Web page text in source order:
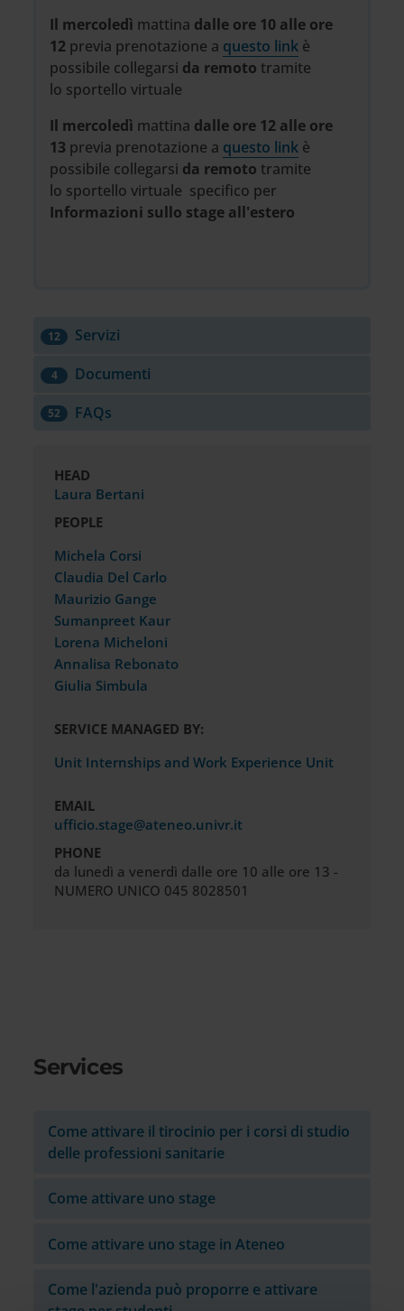
Il mercoledì mattina dalle ore 10 alle ore
12 previa prenotazione a questo link è
possibile collegarsi da remoto tramite
lo sportello virtuale
Il mercoledì mattina dalle ore 12 alle ore
13 previa prenotazione a questo link è
possibile collegarsi da remoto tramite
lo sportello virtuale specifico per
Informazioni sullo stage all'estero
12 Servizi
4 Documenti
52 FAQs
HEAD
Laura Bertani
PEOPLE
Michela Corsi
Claudia Del Carlo
Maurizio Gange
Sumanpreet Kaur
Lorena Micheloni
Annalisa Rebonato
Giulia Simbula
SERVICE MANAGED BY:
Unit Internships and Work Experience Unit
EMAIL
ufficio.stage@ateneo.univr.it
PHONE
da lunedì a venerdì dalle ore 10 alle ore 13 -
NUMERO UNICO 045 8028501
Services
Come attivare il tirocinio per i corsi di studio
delle professioni sanitarie
Come attivare uno stage
Come attivare uno stage in Ateneo
Come l'azienda può proporre e attivare